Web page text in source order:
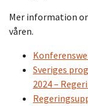
Mer information
våren.
Sveriges
2024 –